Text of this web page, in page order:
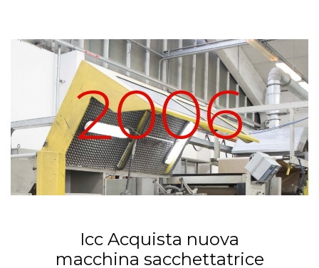
2006
Icc Acquista nuova
macchina sacchettatrice